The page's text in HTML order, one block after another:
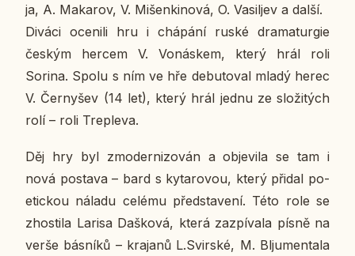
ja, A. Maka­rov, V. Mi­šen­ki­no­vá, O. Vasiljev a další.
Diváci oce­ni­li hru i chá­pá­ní ruské dra­ma­tur­gie
českým hercem V. Vo­ná­s­kem, který hrál roli
Sorina. Spolu s ním ve hře de­bu­to­val mladý herec
V. Čer­ny­šev (14 let), který hrál jednu ze slo­ži­tých
rolí – roli Treple­va.
Děj hry byl zmo­der­ni­zo­ván a ob­je­vi­la se tam i
nová po­sta­va – bard s ky­ta­ro­vou, který přidal po­
e­tic­kou náladu celému před­sta­ve­ní. Této role se
zhos­ti­la Larisa Daš­ko­vá, která za­zpí­va­la písně na
verše bás­ní­ků – kra­ja­nů L.Svir­ské, M. Blju­men­ta­la